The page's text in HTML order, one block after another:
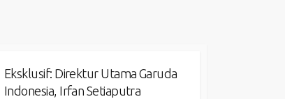
Eksklusif: Direktur Utama Garuda
Indonesia, Irfan Setiaputra